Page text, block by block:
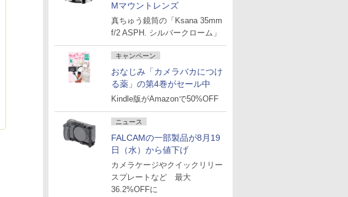
Mマウントレンズ
真ちゅう鏡筒の「Ksana 35mm
f/2 ASPH. シルバークローム」
キャンペーン
おなじみ「カメラバカにつけ
る薬」の第4巻がセール中
Kindle版がAmazonで50%OFF
ニュース
FALCAMの一部製品が8月19
日（水）から値下げ
カメラケージやクイックリリー
スプレートなど 最大
36.2%OFFに